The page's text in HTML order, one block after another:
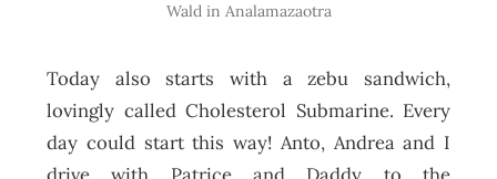
Wald in Analamazaotra
Today also starts with a zebu sandwich,
lovingly called Cholesterol Submarine. Every
day could start this way! Anto, Andrea and I